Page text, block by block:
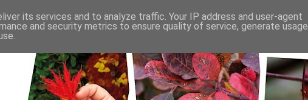
its services and to analyze traffic. Your IP address and user-agent
and security metrics to ensure quality of service, generate usage